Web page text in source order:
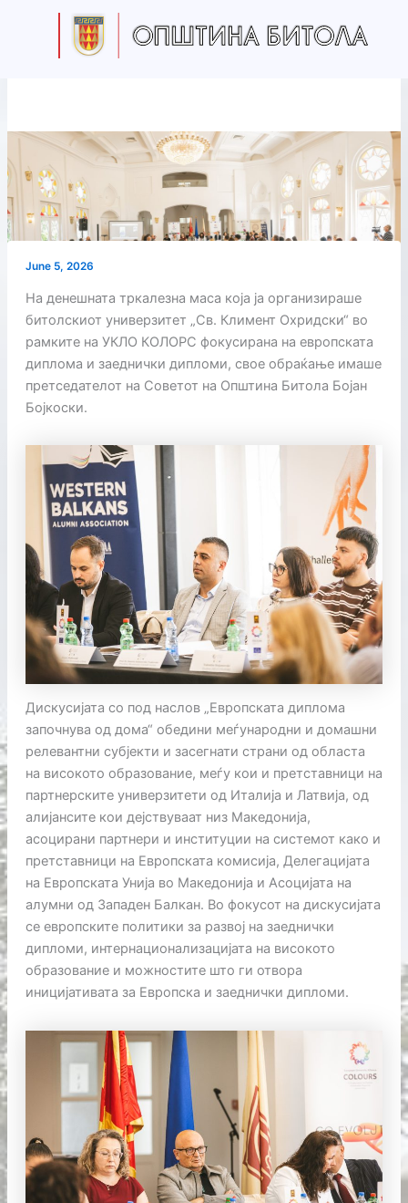
June 5, 2026
На денешната тркалезна маса која ја организираше
битолскиот универзитет „Св. Климент Охридски“ во
рамките на УКЛО КОЛОРС фокусирана на европската
диплома и заеднички дипломи, свое обраќање имаше
претседателот на Советот на Општина Битола Бојан
Бојкоски.
Дискусијата со под наслов „Европската диплома
започнува од дома“ обедини меѓународни и домашни
релевантни субјекти и засегнати страни од областа
на високото образование, меѓу кои и претставници на
партнерските универзитети од Италија и Латвија, од
алијансите кои дејствуваат низ Македонија,
асоцирани партнери и институции на системот како и
претставници на Европската комисија, Делегацијата
на Европската Унија во Македонија и Асоцијата на
алумни од Западен Балкан. Во фокусот на дискусијата
се европските политики за развој на заеднички
дипломи, интернационализацијата на високото
образование и можностите што ги отвора
иницијативата за Европска и заеднички дипломи.